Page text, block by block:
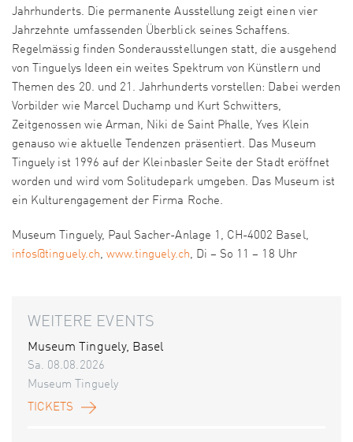
Jahrhunderts. Die permanente Ausstellung zeigt einen vier
Jahrzehnte umfassenden Überblick seines Schaffens.
Regelmässig finden Sonderausstellungen statt, die ausgehend
von Tinguelys Ideen ein weites Spektrum von Künstlern und
Themen des 20. und 21. Jahrhunderts vorstellen: Dabei werden
Vorbilder wie Marcel Duchamp und Kurt Schwitters,
Zeitgenossen wie Arman, Niki de Saint Phalle, Yves Klein
genauso wie aktuelle Tendenzen präsentiert. Das Museum
Tinguely ist 1996 auf der Kleinbasler Seite der Stadt eröffnet
worden und wird vom Solitudepark umgeben. Das Museum ist
ein Kulturengagement der Firma Roche.
Museum Tinguely, Paul Sacher-Anlage 1, CH-4002 Basel,
infos@tinguely.ch, www.tinguely.ch, Di – So 11 – 18 Uhr
WEITERE EVENTS
Museum Tinguely, Basel
Sa. 08.08.2026
Museum Tinguely
TICKETS